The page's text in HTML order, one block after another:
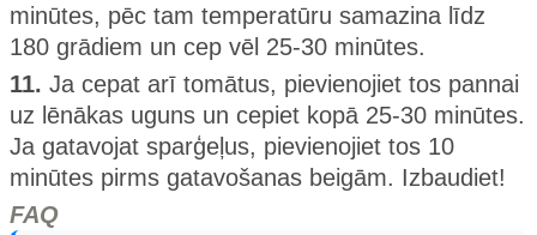
minūtes, pēc tam temperatūru samazina līdz
180 grādiem un cep vēl 25-30 minūtes.
11. Ja cepat arī tomātus, pievienojiet tos pannai
uz lēnākas uguns un cepiet kopā 25-30 minūtes.
Ja gatavojat sparģeļus, pievienojiet tos 10
minūtes pirms gatavošanas beigām. Izbaudiet!
FAQ